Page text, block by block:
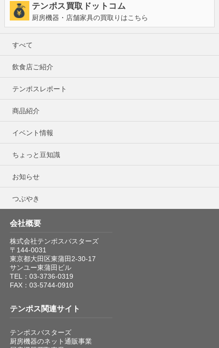
テンポス買取ドットコム
厨房機器・店舗家具の買取りはこちら
すべて
飲食店ご紹介
テンポスレポート
商品紹介
イベント情報
ちょっと豆知識
お知らせ
つぶやき
会社概要
株式会社テンポスバスターズ
〒144-0031
東京都大田区東蒲田2-30-17
サンユー東蒲田ビル
TEL：03-3736-0319
FAX：03-5744-0910
テンポス関連サイト
テンポスバスターズ
厨房機器のネット通販事業